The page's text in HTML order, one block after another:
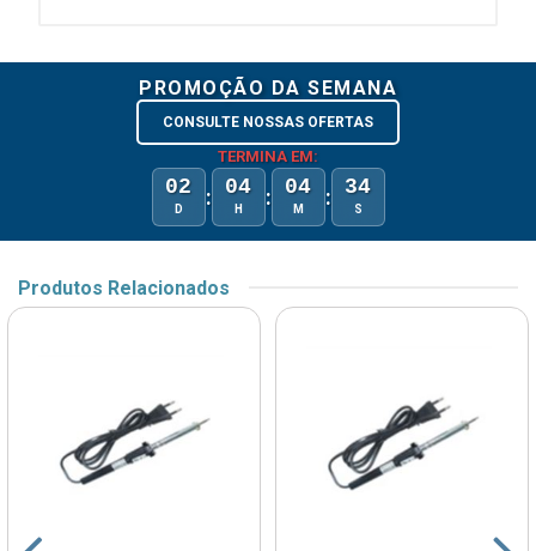
PROMOÇÃO DA SEMANA
CONSULTE NOSSAS OFERTAS
TERMINA EM:
02
D : 04
H : 04
M : 34
S
Produtos Relacionados